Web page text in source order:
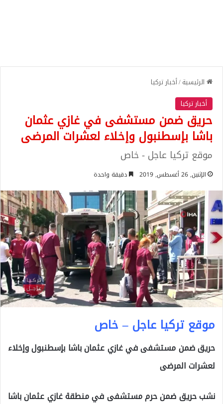
الرئيسية/أخبار تركيا
أخبار تركيا
حريق ضمن مستشفى في غازي عثمان
باشا بإسطنبول وإخلاء لعشرات المرضى
موقع تركيا عاجل - خاص
الإثنين, 26 أغسطس, 2019 دقيقة واحدة
موقع تركيا عاجل – خاص
حريق ضمن مستشفى في غازي عثمان باشا بإسطنبول وإخلاء
لعشرات المرضى
نشب حريق ضمن حرم مستشفى في منطقة غازي عثمان باشا